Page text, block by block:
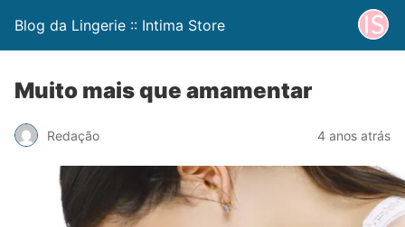
Blog da Lingerie :: Intima Store
Muito mais que amamentar
Redação 4 anos atrás